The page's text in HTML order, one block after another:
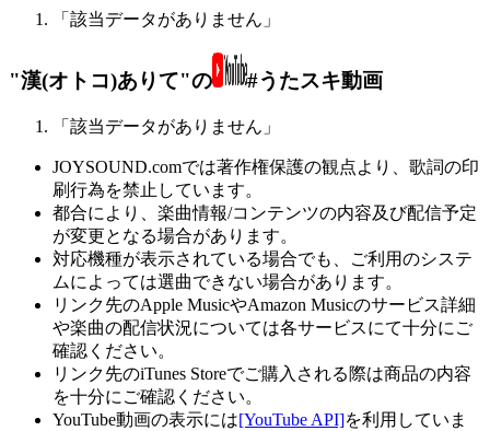
「該当データがありません」
"漢(オトコ)ありて"の #うたスキ動画
「該当データがありません」
JOYSOUND.comでは著作権保護の観点より、歌詞の印
刷行為を禁止しています。
都合により、楽曲情報/コンテンツの内容及び配信予定
が変更となる場合があります。
対応機種が表示されている場合でも、ご利用のシステ
ムによっては選曲できない場合があります。
リンク先のApple MusicやAmazon Musicのサービス詳細
や楽曲の配信状況については各サービスにて十分にご
確認ください。
リンク先のiTunes Storeでご購入される際は商品の内容
を十分にご確認ください。
YouTube動画の表示には[YouTube API]を利用していま